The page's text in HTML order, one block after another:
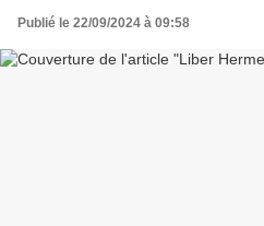
Publié le 22/09/2024 à 09:58